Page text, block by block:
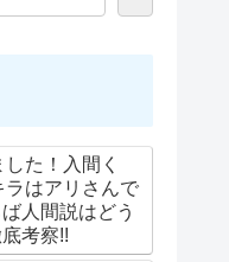
した！入間く
ラはアリさんで
人間説はどう
考察!!